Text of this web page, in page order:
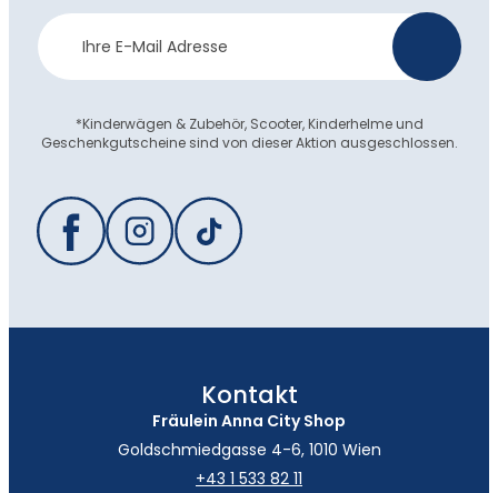
Newsletter
Anmeldung
*Kinderwägen & Zubehör, Scooter, Kinderhelme und
Geschenkgutscheine sind von dieser Aktion ausgeschlossen.
Kontakt
Fräulein Anna City Shop
Goldschmiedgasse 4-6, 1010 Wien
+43 1 533 82 11